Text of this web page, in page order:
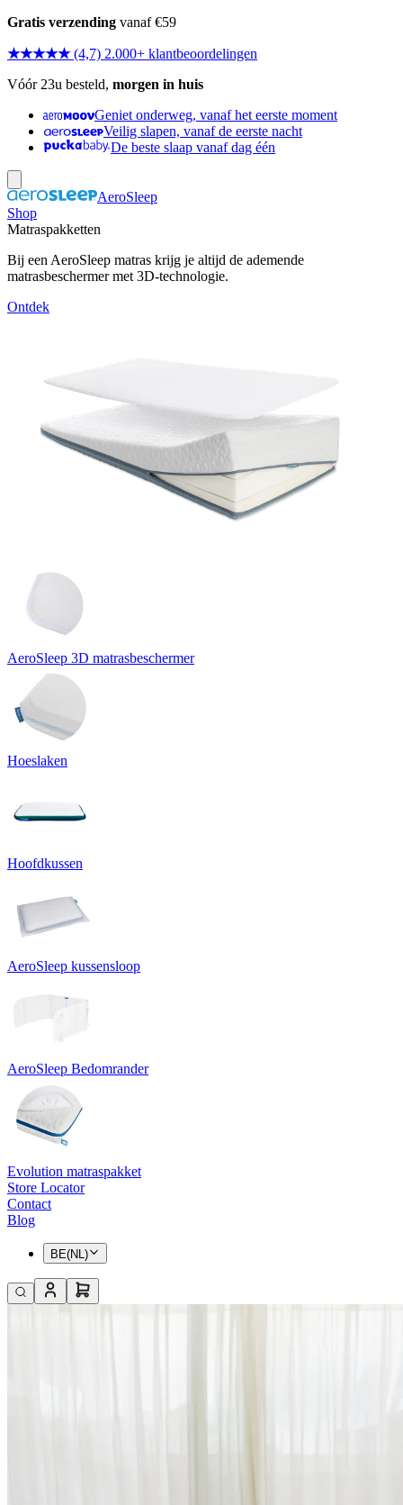
Gratis verzending vanaf €59
★★★★★ (4,7) 2.000+ klantbeoordelingen
Vóór 23u besteld, morgen in huis
Geniet onderweg, vanaf het eerste moment
Veilig slapen, vanaf de eerste nacht
De beste slaap vanaf dag één
AeroSleep
Shop
Matraspakketten
Bij een AeroSleep matras krijg je altijd de ademende
matrasbeschermer met 3D-technologie.
Ontdek
AeroSleep 3D matrasbeschermer
Hoeslaken
Hoofdkussen
AeroSleep kussensloop
AeroSleep Bedomrander
Evolution matraspakket
Store Locator
Contact
Blog
BE(NL)